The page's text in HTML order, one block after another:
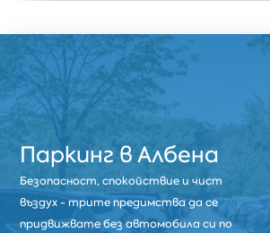
Паркинг в Албена
Безопасност, спокойствие и чист
въздух - трите предимства да се
придвижвате без автомобила си по